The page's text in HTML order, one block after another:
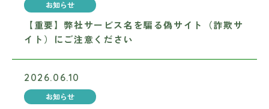
お知らせ
【重要】弊社サービス名を騙る偽サイト（詐欺サ
イト）にご注意ください
2026.06.10
お知らせ